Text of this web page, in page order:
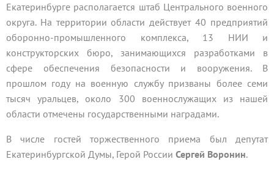
Екатеринбурге располагается штаб Центрального военного
округа. На территории области действует 40 предприятий
оборонно-промышленного комплекса, 13 НИИ и
конструкторских бюро, занимающихся разработками в
сфере обеспечения безопасности и вооружения. В
прошлом году на военную службу призваны более семи
тысяч уральцев, около 300 военнослужащих из нашей
области отмечены государственными наградами.
В числе гостей торжественного приема был депутат
Екатеринбургской Думы, Герой России Сергей Воронин.